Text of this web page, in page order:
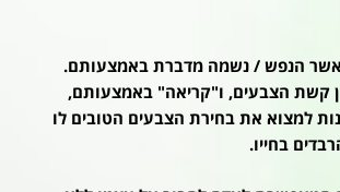
הנפש / נשמה מדברת באמצעותם.
קשת הצבעים, ו"קריאה" באמצעותם,
למצוא את בחירת הצבעים הטובים לו
בחייו.